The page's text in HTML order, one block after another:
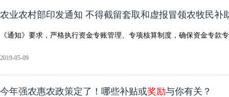
农业农村部印发通知 不得截留套取和虚报冒领农牧民补
《通知》要求，严格执行资金专账管理、专项核算制度，确保资金专款
2019-05-09
今年强农惠农政策定了！哪些补贴或奖励与你有关？